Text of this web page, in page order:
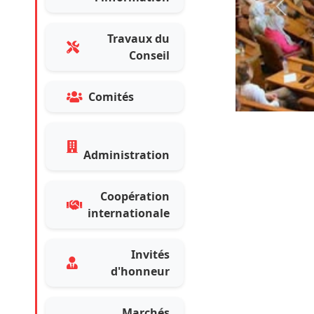
Travaux du
Conseil
Comités
Administration
Coopération
internationale
Invités
d'honneur